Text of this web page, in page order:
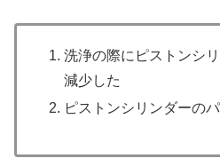
洗浄の際にピストンシ
減少した
ピストンシリンダーの